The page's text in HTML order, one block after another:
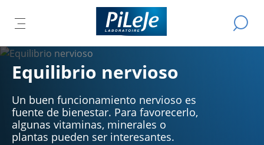
ABRIR
EL
MENÚ
PRINCIPAL
Todos
los
laboratorio
Efectuar
una
Equilibrio nervioso
Un buen funcionamiento nervioso es
fuente de bienestar. Para favorecerlo,
algunas vitaminas, minerales o
plantas pueden ser interesantes.